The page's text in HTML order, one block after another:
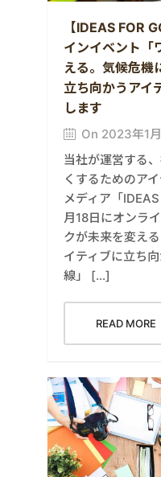
【IDEAS FOR
インイベント「
える。気候危機
立ち向かうアイ
します
On 2023年1
当社が運営する
くするためのア
メディア「
月18日にオンラ
クが未来を変え
イティブに立ち
線」 […]
READ MORE